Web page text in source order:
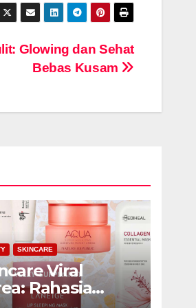
Glowing dan Sehat
Bebas Kusam
SKINCARE
Viral
Rahasia